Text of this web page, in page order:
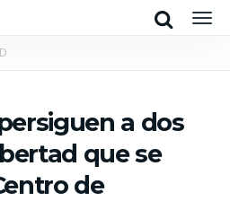
Search
a dos
que se
de